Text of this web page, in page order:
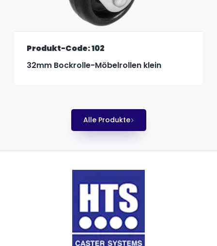
Produkt-Code: 102
32mm Bockrolle-Möbelrollen klein
Alle Produkte